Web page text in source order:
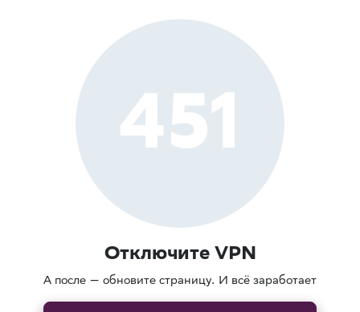
451
Отключите VPN
А после — обновите страницу. И всё заработает